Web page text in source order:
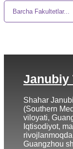
Janubiy
Shahar
(Southern
viloyati,
Iqtisodiyot,
Guangzhou